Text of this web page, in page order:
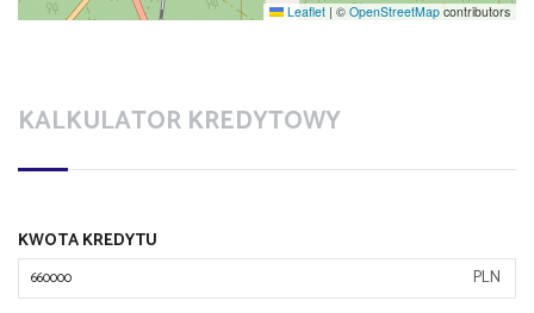
Leaflet | © OpenStreetMap contributors
KALKULATOR KREDYTOWY
KWOTA KREDYTU
PLN